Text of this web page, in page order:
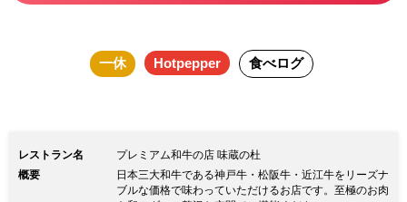
半個室で頂くプレミアムなランチをご堪
がり。 衣類や髪にニオ
イ移りなしお帰りも安心。
一休 Hotpepper 食べログ
レストラン名
プレミアム和牛の店 味蔵の杜
概要
日本三大和牛である神戸牛・松阪牛・近江牛をリーズナ
ブルな価格で味わっていただけるお店です。至極のお肉